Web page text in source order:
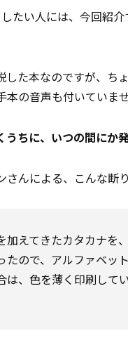
したい人には、今回紹
した本なのですが、ち
の音声も付いていませ
ちに、いつの間にか
んによる、こんな断
加えてきたカタカナ
ので、アルファベ
、色を薄く印刷し